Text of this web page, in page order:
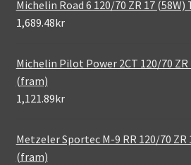
Michelin Road 6 120/70 ZR 17
1,689.48kr
Michelin Pilot Power 2CT 120/70 ZR
(fram)
1,121.89kr
Metzeler Sportec M-9 RR 120/70 ZR
(fram)